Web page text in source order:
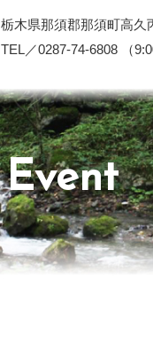
栃木県那須郡那須町高
TEL／0287-74-6808 （
Event